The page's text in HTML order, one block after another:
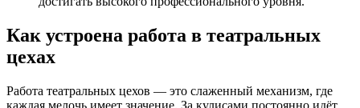
Как устроена работа в театральных
цехах
Работа театральных цехов — это слаженный механизм, где
каждая мелочь имеет значение. За кулисами постоянно идёт